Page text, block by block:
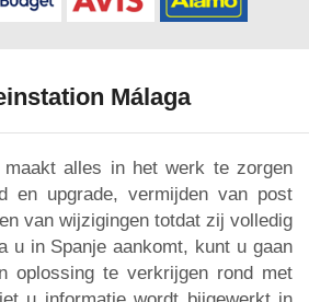
Málaga
maakt alles in het werk te zorgen
en upgrade, vermijden van post
van wijzigingen totdat zij volledig
u in Spanje aankomt, kunt u gaan
oplossing te verkrijgen rond met